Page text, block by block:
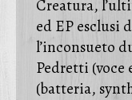
Creatura,
ed EP esclusi
l’inconsueto
Pedretti (voce
(batteria,